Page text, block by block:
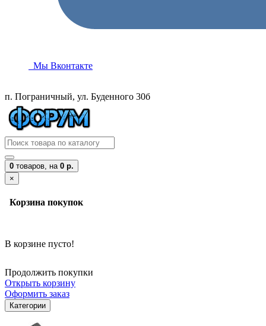
Мы Вконтакте
п. Пограничный, ул. Буденного 30б
0 товаров, на 0 р.
×
Корзина покупок
В корзине пусто!
Продолжить покупки
Открыть корзину
Оформить заказ
Категории